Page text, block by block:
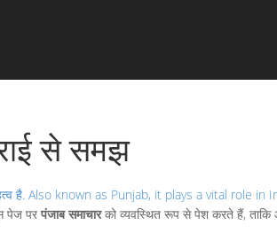
से समझ
है. Also known as Punjab, it plays a vital role in
पेज पर पंजाब समाचारको व्यवस्थित रूप से पेश करते हैं,